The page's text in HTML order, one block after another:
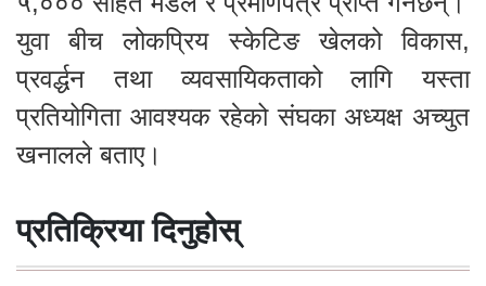
युवा बीच लोकप्रिय स्केटिङ खेलको विकास,
प्रवर्द्धन तथा व्यवसायिकताको लागि यस्ता
प्रतियोगिता आवश्यक रहेको संघका अध्यक्ष अच्युत
खनालले बताए।
प्रतिक्रिया दिनुहोस्